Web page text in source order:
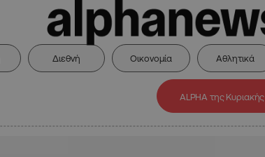
Διεθνή Οικονομία Αθλητικά
ALPHA της Κυριακής